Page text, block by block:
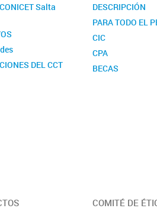
Salta
DEL CCT
DESCRIPCIÓN
PARA TODO EL
CIC
CPA
BECAS
COMITÉ DE